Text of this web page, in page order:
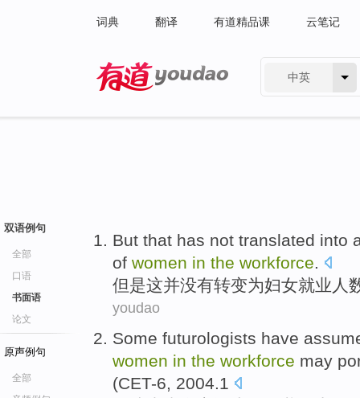
词典 翻译 有道精品课 云笔记
中英
双语例句
全部
口语
书面语
论文
原声例句
全部
But that has not translated into
of women in the workforce.
但是这并没有转变为妇女就业人
youdao
Some futurologists have
women in the workforce may
(CET-6, 2004.1